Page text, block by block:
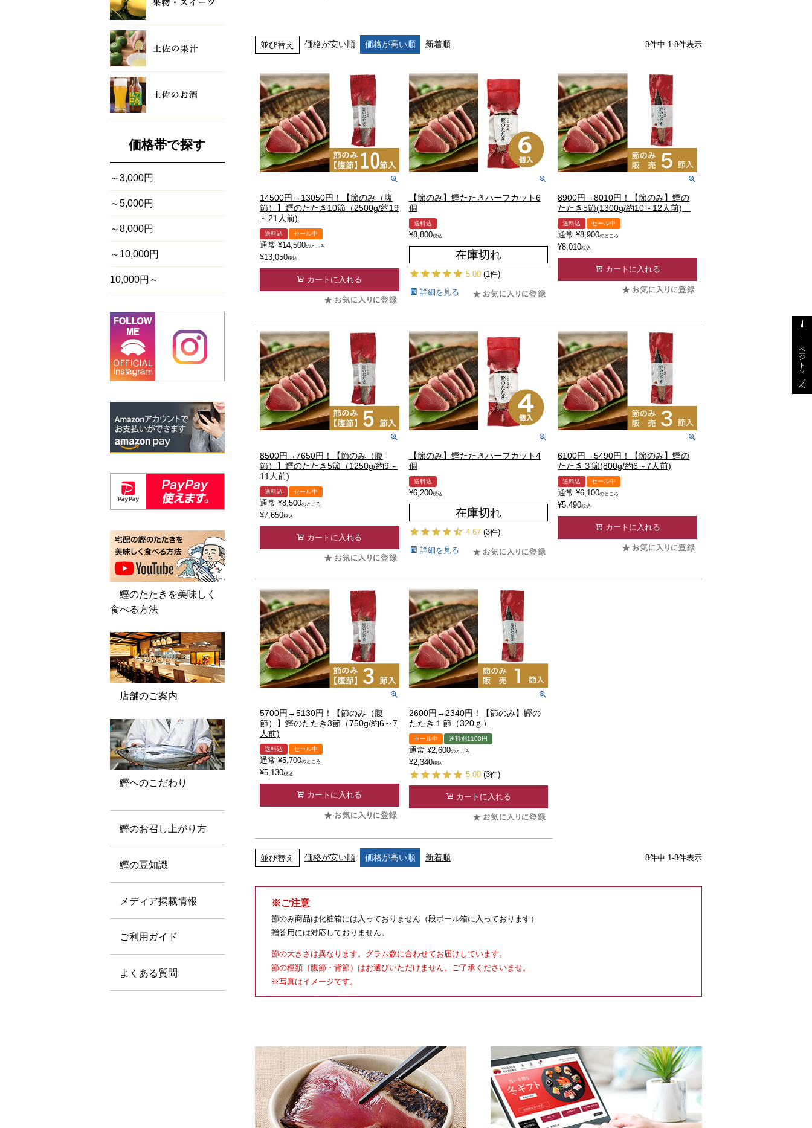
価格帯で探す
～3,000円
～5,000円
～8,000円
～10,000円
10,000円～
鰹のたたきを美味しく
食べる方法
店舗のご案内
鰹へのこだわり
鰹のお召し上がり方
鰹の豆知識
メディア掲載情報
ご利用ガイド
よくある質問
並び替え 価格が安い順 価格が高い順 新着順 8件中 1-8件表示
14500円→13050円！【節のみ（腹
節）】鰹のたたき10節（2500g/約19
～21人前)
送料込 セール中
通常 ¥14,500のところ
¥13,050税込
カートに入れる
【節のみ】鰹たたきハーフカット6
個
送料込
¥8,800税込
在庫切れ
5.00 (1件)
詳細を見る
8900円→8010円！【節のみ】鰹の
たたき5節(1300g/約10～12人前)
送料込 セール中
通常 ¥8,900のところ
¥8,010税込
カートに入れる
8500円→7650円！【節のみ（腹
節）】鰹のたたき5節（1250g/約9～
11人前)
送料込 セール中
通常 ¥8,500のところ
¥7,650税込
カートに入れる
【節のみ】鰹たたきハーフカット4
個
送料込
¥6,200税込
在庫切れ
4.67 (3件)
詳細を見る
6100円→5490円！【節のみ】鰹の
たたき３節(800g/約6～7人前)
送料込 セール中
通常 ¥6,100のところ
¥5,490税込
カートに入れる
5700円→5130円！【節のみ（腹
節）】鰹のたたき3節（750g/約6～7
人前)
送料込 セール中
通常 ¥5,700のところ
¥5,130税込
カートに入れる
2600円→2340円！【節のみ】鰹の
たたき１節（320ｇ）
セール中 送料別1100円
通常 ¥2,600のところ
¥2,340税込
5.00 (3件)
カートに入れる
並び替え 価格が安い順 価格が高い順 新着順 8件中 1 -8件表示
※ご注意
節のみ商品は化粧箱には入っておりません（段ボール箱に入っております）
贈答用には対応しておりません。
節の大きさは異なります。グラム数に合わせてお届けしています。
節の種類（腹節・背節）はお選びいただけません。ご了承くださいませ。
※写真はイメージです。
ページトップへ